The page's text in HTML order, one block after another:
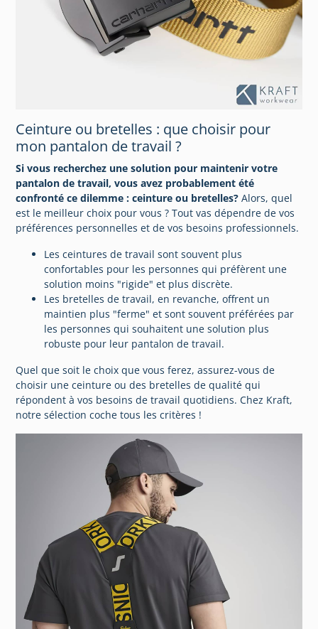
Ceinture ou bretelles : que choisir pour
mon pantalon de travail ?
Si vous recherchez une solution pour maintenir votre
pantalon de travail, vous avez probablement été
confronté ce dilemme : ceinture ou bretelles? Alors, quel
est le meilleur choix pour vous ? Tout vas dépendre de vos
préférences personnelles et de vos besoins professionnels.
Les ceintures de travail sont souvent plus
confortables pour les personnes qui préfèrent une
solution moins "rigide" et plus discrète.
Les bretelles de travail, en revanche, offrent un
maintien plus "ferme" et sont souvent préférées par
les personnes qui souhaitent une solution plus
robuste pour leur pantalon de travail.
Quel que soit le choix que vous ferez, assurez-vous de
choisir une ceinture ou des bretelles de qualité qui
répondent à vos besoins de travail quotidiens. Chez Kraft,
notre sélection coche tous les critères !